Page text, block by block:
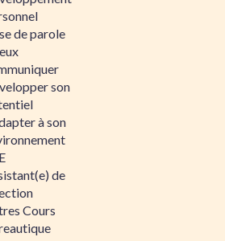
de parole
son
à son
de
Cours